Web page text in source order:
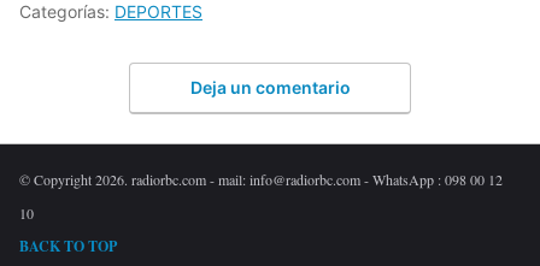
Categorías: DEPORTES
Deja un comentario
© Copyright 2026. radiorbc.com - mail: info@radiorbc.com - WhatsApp : 098 00 12
10
BACK TO TOP